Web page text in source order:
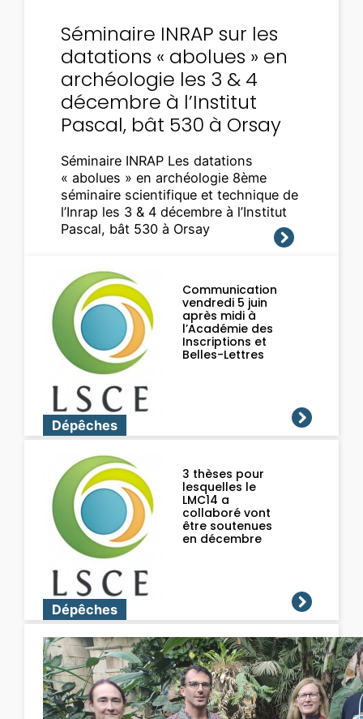
Séminaire INRAP sur les
datations « abolues » en
archéologie les 3 & 4
décembre à l’Institut
Pascal, bât 530 à Orsay
Séminaire INRAP Les datations
« abolues » en archéologie 8ème
séminaire scientifique et technique de
l’Inrap les 3 & 4 décembre à l’Institut
Pascal, bât 530 à Orsay
Dépêches
Communication
vendredi 5 juin
après midi à
l’Académie des
Inscriptions et
Belles-Lettres
Dépêches
3 thèses pour
lesquelles le
LMC14 a
collaboré vont
être soutenues
en décembre
Fumier, bouses
et guano :
ordures ou or
brun ?